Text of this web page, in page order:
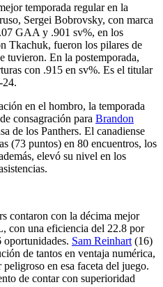
temporada regular en la
Sergei Bobrovsky, con marca
GAA y .901 sv%, en los
Tkachuk, fueron los pilares de
tuvieron. En la postemporada,
con .915 en sv%. Es el titular
24.
en el hombro, la temporada
consagración para Brandon
de los Panthers. El canadiense
(73 puntos) en 80 encuentros, los
elevó su nivel en los
contaron con la décima mejor
con una eficiencia del 22.8 por
oportunidades. Sam Reinhart (16)
de tantos en ventaja numérica,
en esa faceta del juego.
de contar con superioridad